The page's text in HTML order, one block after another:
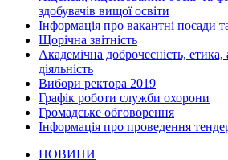
здобувачів вищої освіти
Інформація про вакантні посади
Щорічна звітність
Академічна доброчесність,
діяльність
Вибори ректора 2019
Графік роботи служби охорони
Громадське обговорення
Інформація про проведення
НОВИНИ